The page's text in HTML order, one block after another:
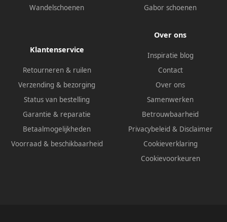
Wandelschoenen
Gabor schoenen
Klantenservice
Retourneren & ruilen
Verzending & bezorging
Status van bestelling
Garantie & reparatie
Betaalmogelijkheden
Voorraad & beschikbaarheid
Over ons
Inspiratie blog
Contact
Over ons
Samenwerken
Betrouwbaarheid
Privacybeleid & Disclaimer
Cookieverklaring
Cookievoorkeuren